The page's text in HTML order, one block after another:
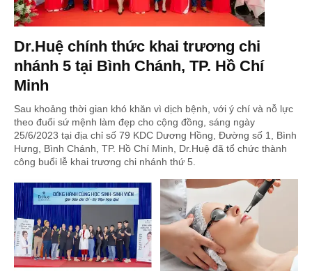
Dr.Huệ chính thức khai trương chi
nhánh 5 tại Bình Chánh, TP. Hồ Chí
Minh
Sau khoảng thời gian khó khăn vì dịch bệnh, với ý chí và nỗ lực
theo đuổi sứ mệnh làm đẹp cho cộng đồng, sáng ngày
25/6/2023 tại địa chỉ số 79 KDC Dương Hồng, Đường số 1, Bình
Hưng, Bình Chánh, TP. Hồ Chí Minh, Dr.Huệ đã tổ chức thành
công buổi lễ khai trương chi nhánh thứ 5.